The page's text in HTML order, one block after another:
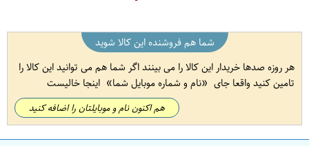
شما هم فروشنده این کالا شوید
هر روزه صدها خریدار این کالا را می بینند اگر شما هم می توانید این کالا را
تامین کنید واقعا جای
نام و شماره موبایل شما اینجا خالیست
هم اکنون نام و موبایلتان را اضافه کنید